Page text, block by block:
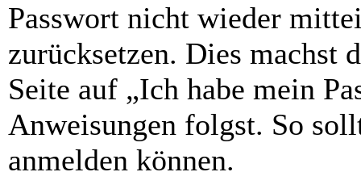
Passwort nicht wieder
zurücksetzen. Dies machst
Seite auf „Ich habe mein
Anweisungen folgst. So
anmelden können.